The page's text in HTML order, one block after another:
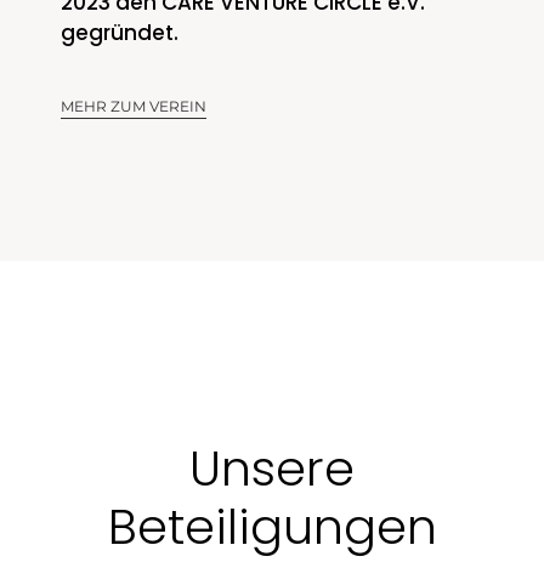
gegründet.
MEHR ZUM VEREIN
Unsere
Beteiligungen